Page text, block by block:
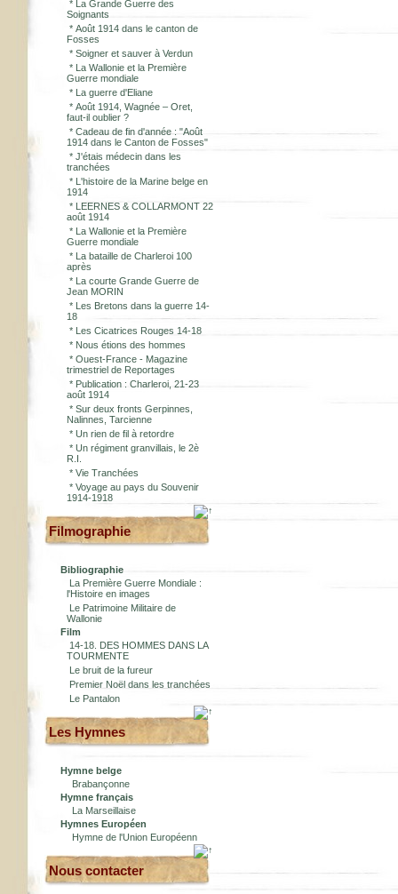
*
La Grande Guerre des
Soignants
* Août 1914 dans le canton de
Fosses
* Soigner et sauver à Verdun
* La Wallonie et la Première
Guerre mondiale
* La guerre d'Eliane
* Août 1914, Wagnée – Oret,
faut-il oublier ?
* Cadeau de fin d'année : "Août
1914 dans le Canton de Fosses"
* J'étais médecin dans les
tranchées
* L'histoire de la Marine belge en
1914
* LEERNES & COLLARMONT 22
août 1914
* La Wallonie et la Première
Guerre mondiale
* La bataille de Charleroi 100
après
* La courte Grande Guerre de
Jean MORIN
* Les Bretons dans la guerre 14-
18
* Les Cicatrices Rouges 14-18
* Nous étions des hommes
* Ouest-France - Magazine
trimestriel de Reportages
* Publication : Charleroi, 21-23
août 1914
* Sur deux fronts Gerpinnes,
Nalinnes, Tarcienne
* Un rien de fil à retordre
* Un régiment granvillais, le 2è
R.I.
* Vie Tranchées
* Voyage au pays du Souvenir
1914-1918
Filmographie
Bibliographie
La Première Guerre Mondiale :
l'Histoire en images
Le Patrimoine Militaire de
Wallonie
Film
14-18. DES HOMMES DANS LA
TOURMENTE
Le bruit de la fureur
Premier Noël dans les tranchées
Le Pantalon
Les Hymnes
Hymne belge
Brabançonne
Hymne français
La Marseillaise
Hymnes Européen
Hymne de l'Union Européenn
Nous contacter